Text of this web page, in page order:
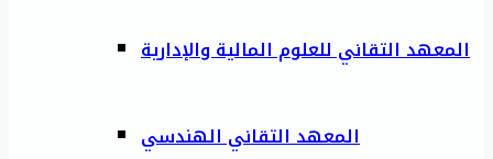
المعهد التقاني للعلوم المالية والإدارية
المعهد التقاني الهندسي